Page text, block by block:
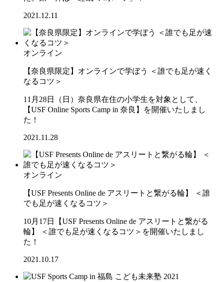
2021.12.11
オンライン
【奈良県限定】オンラインで学ぼう ＜誰でも足が速く
なるコツ＞
11月28日（日）奈良県在住の小学生を対象として、
【USF Online Sports Camp in 奈良】を開催いたしまし
た！
2021.11.28
オンライン
【USF Presents Online de アスリートと繋がる輪】 ＜誰
でも足が速くなるコツ＞
10月17日【USF Presents Online de アスリートと繋がる
輪】 ＜誰でも足が速くなるコツ＞を開催いたしまし
た！
2021.10.17